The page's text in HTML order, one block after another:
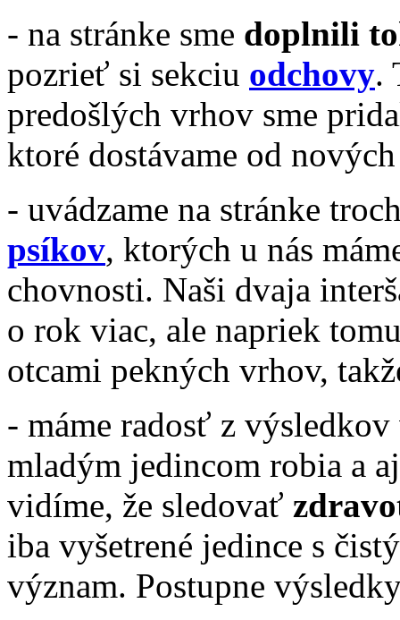
- na stránke sme doplnili
pozrieť si sekciu odchovy.
predošlých vrhov sme
ktoré dostávame od
- uvádzame na stránke
psíkov, ktorých u nás
chovnosti. Naši dvaja
o rok viac, ale napriek
otcami pekných vrhov,
- máme radosť z
mladým jedincom robia a
vidíme, že sledovať
iba vyšetrené jedince s
význam. Postupne